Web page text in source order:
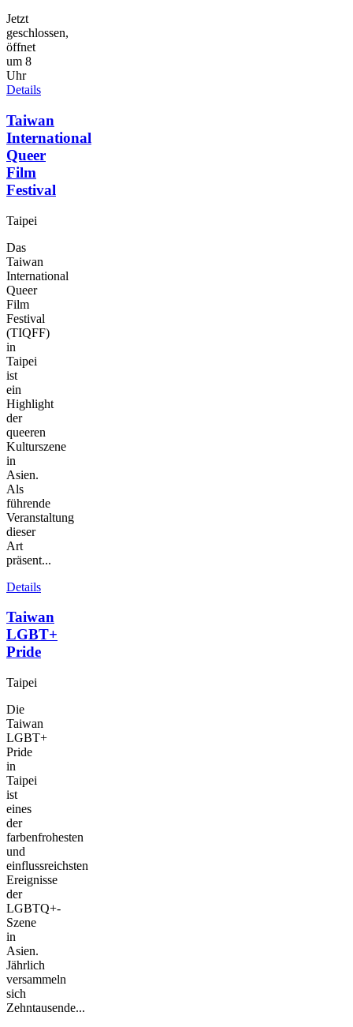
Jetzt
geschlossen,
öffnet
um 8
Uhr
Details
Taiwan
International
Queer
Film
Festival
Taipei
Das
Taiwan
International
Queer
Film
Festival
(TIQFF)
in
Taipei
ist
ein
Highlight
der
queeren
Kulturszene
in
Asien.
Als
führende
Veranstaltung
dieser
Art
präsent...
Details
Taiwan
LGBT+
Pride
Taipei
Die
Taiwan
LGBT+
Pride
in
Taipei
ist
eines
der
farbenfrohesten
und
einflussreichsten
Ereignisse
der
LGBTQ+-
Szene
in
Asien.
Jährlich
versammeln
sich
Zehntausende...